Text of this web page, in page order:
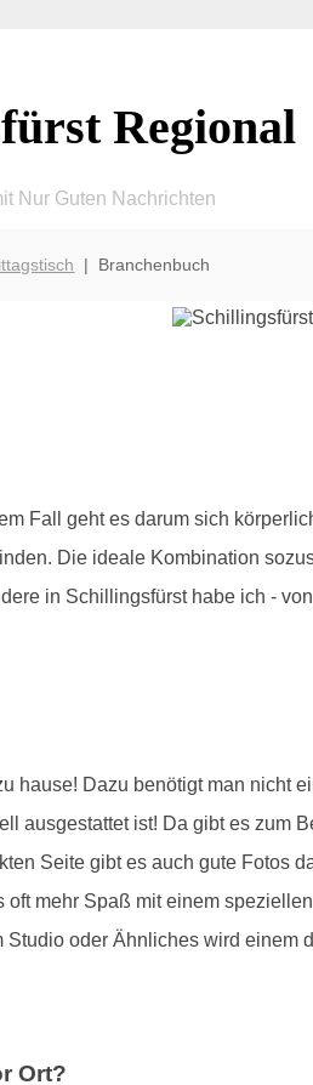
Regional
Nur Guten Nachrichten
| Branchenbuch
Fall geht es darum sich
Die ideale Kombination
in Schillingsfürst habe ich -
hause! Dazu benötigt man nicht
ausgestattet ist! Da gibt es zum
Seite gibt es auch gute Fotos
mehr Spaß mit einem
oder Ähnliches wird einem
Ort?